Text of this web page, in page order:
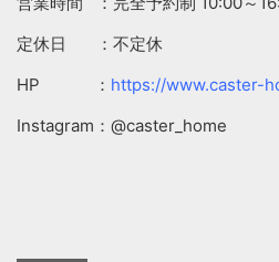
定休日 ：不定休
HP ： https://www.caster-
Instagram：@caster_home